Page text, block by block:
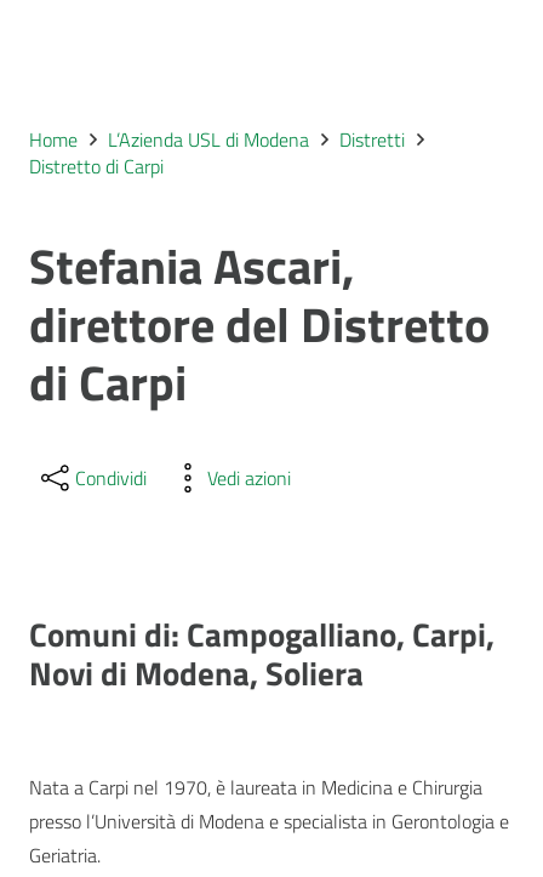
Home L’Azienda USL di Modena
Distretti
Distretto di Carpi
Stefania Ascari,
direttore del Distretto
di Carpi
Condividi Vedi azioni
Comuni di: Campogalliano, Carpi,
Novi di Modena, Soliera
Nata a Carpi nel 1970, è laureata in Medicina e Chirurgia
presso l’Università di Modena e specialista in Gerontologia e
Geriatria.